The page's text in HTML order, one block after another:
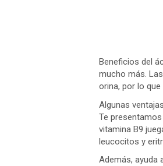
Beneficios del
mucho más.
orina, por lo
Algunas
Te
vitamina B9
leucocitos y
Además, ayuda